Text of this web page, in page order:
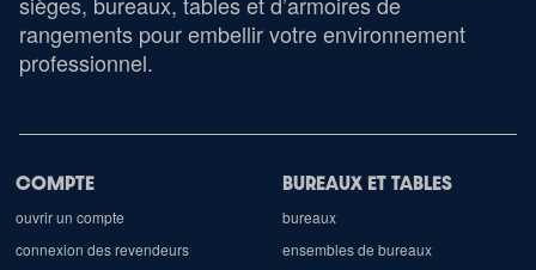
COMPTE
ouvrir un compte
connexion des revendeurs
BUREAUX ET TABLES
bureaux
ensembles de bureaux
rangements pour embellir votre environnement
professionnel.